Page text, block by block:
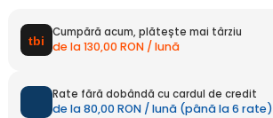
Cumpără acum, plătește mai târziu
de la 130,00 RON / lună
Rate fără dobândă cu cardul de credit
de la 80,00 RON / lună (până la 6 rate)